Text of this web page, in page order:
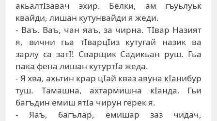
акьалтIзавач эхир. Белки, ам гъуьлуьк
квайди, лишан кутунвайди я жеди.
- Ваъ. Ваъ, чан яаъ, за чирна. ТIвар Назият
я, вични гьа тIварцIиз кутугай назик ва
зарлу са затI! Сварщик Садикьан руш. Гьа
пака фена лишан кутуртIа жеда.
- Я хва, ахьтин крар цIай кваз авуна кIанибур
туш. Тамашна, ахтармишна кIанда. Гьи
багъдин емиш ятIа чирун герек я.
- Яаъ, багълар, емишар заз чидач,